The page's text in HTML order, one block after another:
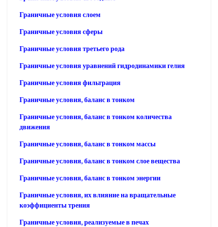
Граничные условия слоем
Граничные условия сферы
Граничные условия третьего рода
Граничные условия уравнений гидродинамики гелия
Граничные условия фильтрация
Граничные условия, баланс в тонком
Граничные условия, баланс в тонком количества
движения
Граничные условия, баланс в тонком массы
Граничные условия, баланс в тонком слое вещества
Граничные условия, баланс в тонком энергии
Граничные условия, их влияние на вращательные
коэффициенты трения
Граничные условия, реализуемые в печах